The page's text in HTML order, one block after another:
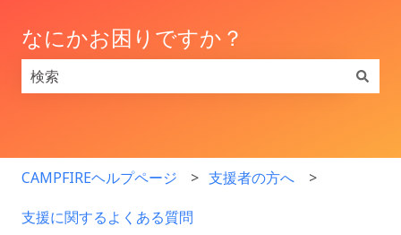
なにかお困りですか？
CAMPFIREヘルプページ 支援者の方へ
支援に関するよくある質問